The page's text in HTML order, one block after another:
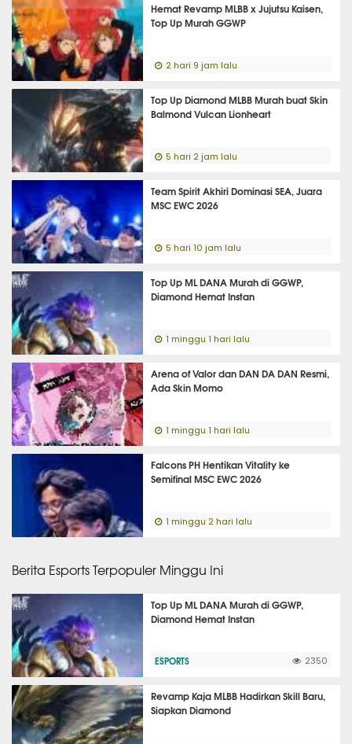
Hemat Revamp MLBB x Jujutsu Kaisen,
Top Up Murah GGWP
2 hari 9 jam lalu
Top Up Diamond MLBB Murah buat Skin
Balmond Vulcan Lionheart
5 hari 2 jam lalu
Team Spirit Akhiri Dominasi SEA, Juara
MSC EWC 2026
5 hari 10 jam lalu
Top Up ML DANA Murah di GGWP,
Diamond Hemat Instan
1 minggu 1 hari lalu
Arena of Valor dan DAN DA DAN Resmi,
Ada Skin Momo
1 minggu 1 hari lalu
Falcons PH Hentikan Vitality ke
Semifinal MSC EWC 2026
1 minggu 2 hari lalu
Berita Esports Terpopuler Minggu Ini
Top Up ML DANA Murah di GGWP,
Diamond Hemat Instan
ESPORTS 2350
Revamp Kaja MLBB Hadirkan Skill Baru,
Siapkan Diamond